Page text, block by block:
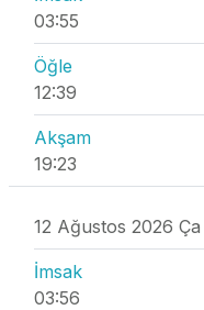
03:55
Öğle
12:39
Akşam
19:23
12 Ağustos 2026 Ça
İmsak
03:56